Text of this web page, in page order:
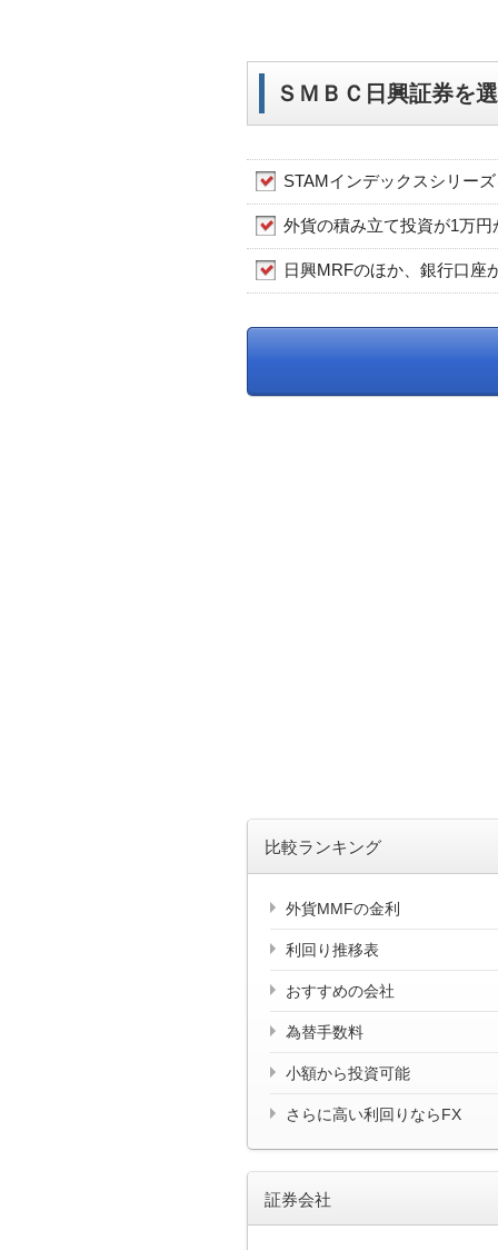
ＳＭＢＣ日興証券を
STAMインデックスシリー
外貨の積み立て投資が1万円
日興MRFのほか、銀行口座
比較ランキング
外貨MMFの金利
利回り推移表
おすすめの会社
為替手数料
小額から投資可能
さらに高い利回りならFX
証券会社